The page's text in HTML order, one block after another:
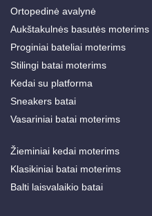
Ortopedinė avalynė
Aukštakulnės basutės moterims
Proginiai bateliai moterims
Stilingi batai moterims
Kedai su platforma
Sneakers batai
Vasariniai batai moterims
Žieminiai kedai moterims
Klasikiniai batai moterims
Balti laisvalaikio batai